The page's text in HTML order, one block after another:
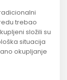
trebao
složili su
situacija
okupljanje